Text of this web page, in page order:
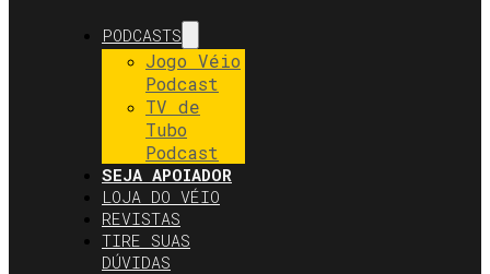
PODCASTS
Jogo Véio
Podcast
TV de
Tubo
Podcast
SEJA APOIADOR
LOJA DO VÉIO
REVISTAS
TIRE SUAS
DÚVIDAS